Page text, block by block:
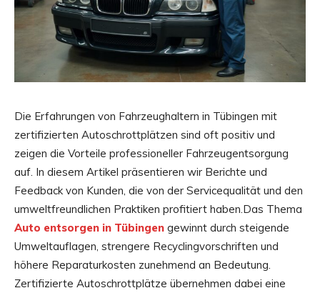
Die Erfahrungen von Fahrzeughaltern in Tübingen mit
zertifizierten Autoschrottplätzen sind oft positiv und
zeigen die Vorteile professioneller Fahrzeugentsorgung
auf. In diesem Artikel präsentieren wir Berichte und
Feedback von Kunden, die von der Servicequalität und den
umweltfreundlichen Praktiken profitiert haben.Das Thema
Auto entsorgen in Tübingen gewinnt durch steigende
Umweltauflagen, strengere Recyclingvorschriften und
höhere Reparaturkosten zunehmend an Bedeutung.
Zertifizierte Autoschrottplätze übernehmen dabei eine